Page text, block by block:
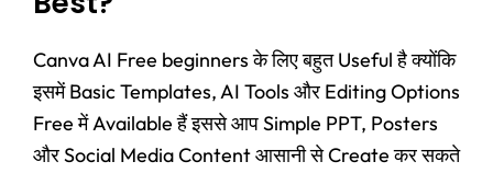
Canva AI Free beginners के लिए बहुत Useful है क्योंकि
इसमें Basic Templates, AI Tools और Editing Options
Free में Available हैं इससे आप Simple PPT, Posters
और Social Media Content आसानी से Create कर सकते